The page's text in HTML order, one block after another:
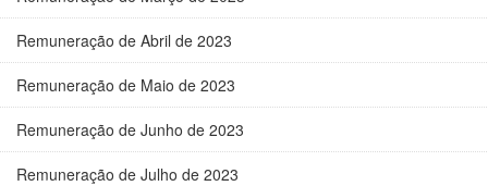
Remuneração de Abril de 2023
Remuneração de Maio de 2023
Remuneração de Junho de 2023
Remuneração de Julho de 2023